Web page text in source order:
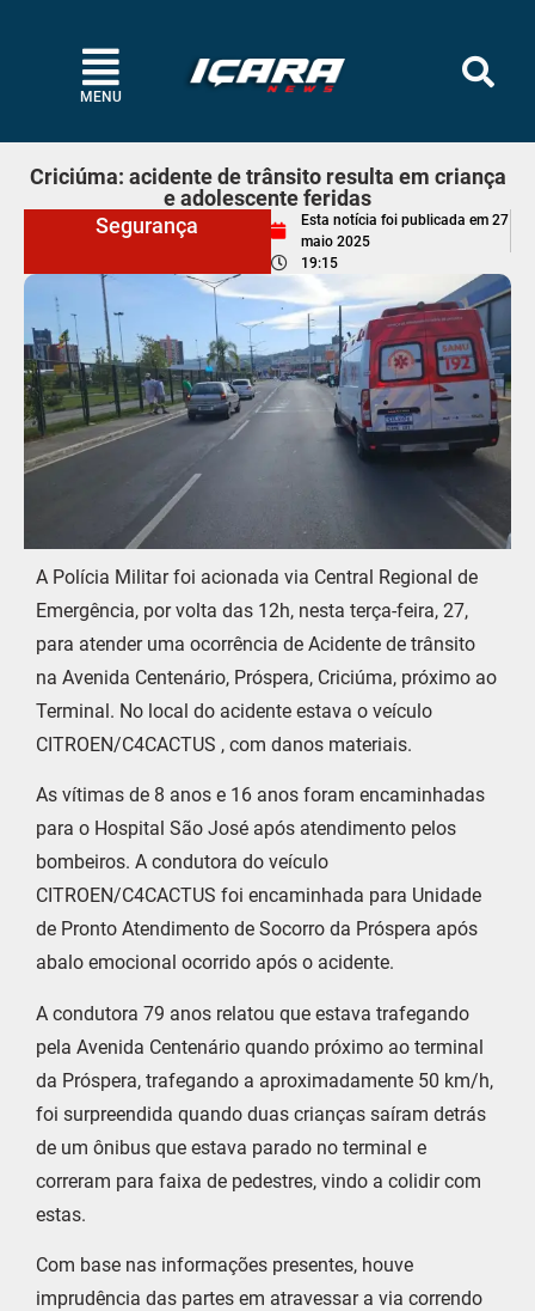
MENU
Criciúma: acidente de trânsito resulta em criança
e adolescente feridas
Segurança
Esta notícia foi publicada em 27
maio 2025
19:15
A Polícia Militar foi acionada via Central Regional de
Emergência, por volta das 12h, nesta terça-feira, 27,
para atender uma ocorrência de Acidente de trânsito
na Avenida Centenário, Próspera, Criciúma, próximo ao
Terminal. No local do acidente estava o veículo
CITROEN/C4CACTUS , com danos materiais.
As vítimas de 8 anos e 16 anos foram encaminhadas
para o Hospital São José após atendimento pelos
bombeiros. A condutora do veículo
CITROEN/C4CACTUS foi encaminhada para Unidade
de Pronto Atendimento de Socorro da Próspera após
abalo emocional ocorrido após o acidente.
A condutora 79 anos relatou que estava trafegando
pela Avenida Centenário quando próximo ao terminal
da Próspera, trafegando a aproximadamente 50 km/h,
foi surpreendida quando duas crianças saíram detrás
de um ônibus que estava parado no terminal e
correram para faixa de pedestres, vindo a colidir com
estas.
Com base nas informações presentes, houve
imprudência das partes em atravessar a via correndo